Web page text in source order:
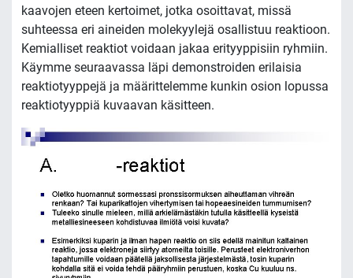
kaavojen eteen kertoimet, jotka osoittavat, missä
suhteessa eri aineiden molekyylejä osallistuu reaktioon.
Kemialliset reaktiot voidaan jakaa erityyppisiin ryhmiin.
Käymme seuraavassa läpi demonstroiden erilaisia
reaktiotyyppejä ja määrittelemme kunkin osion lopussa
reaktiotyyppiä kuvaavan käsitteen.